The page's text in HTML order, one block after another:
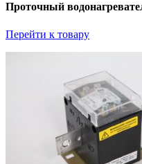
Проточный
Перейти к товару